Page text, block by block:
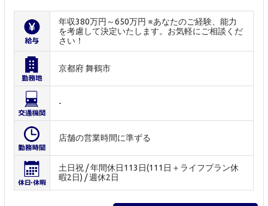
年収380万円～650万円 ※あなたのご経験、能力
を考慮して決定いたします。お気軽にご相談くだ
さい！
京都府 舞鶴市
-
店舗の営業時間に準ずる
土日祝 / 年間休日113日(111日＋ライフプラン休
暇2日) / 週休2日